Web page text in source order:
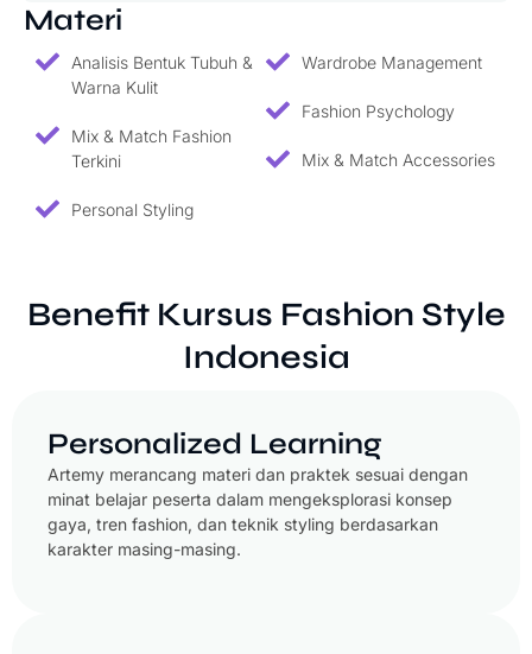
Materi
Analisis Bentuk Tubuh &
Warna Kulit
Mix & Match Fashion
Terkini
Personal Styling
Wardrobe Management
Fashion Psychology
Mix & Match Accessories
Benefit Kursus Fashion Style
Indonesia
Personalized Learning
Artemy merancang materi dan praktek sesuai dengan
minat belajar peserta dalam mengeksplorasi konsep
gaya, tren fashion, dan teknik styling berdasarkan
karakter masing-masing.